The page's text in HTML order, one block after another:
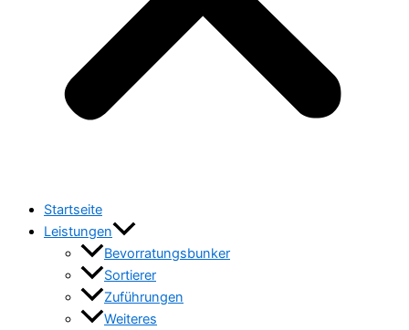
Startseite
Leistungen
Bevorratungsbunker
Sortierer
Zuführungen
Weiteres